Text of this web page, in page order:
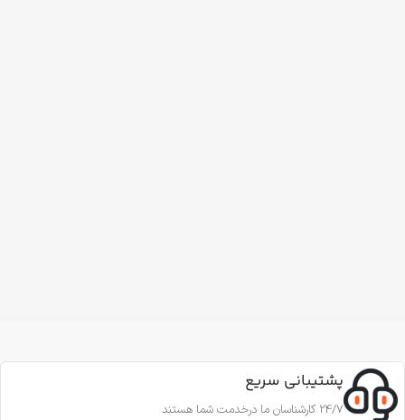
پشتیبانی سریع
24/7 کارشناسان ما درخدمت شما هستند